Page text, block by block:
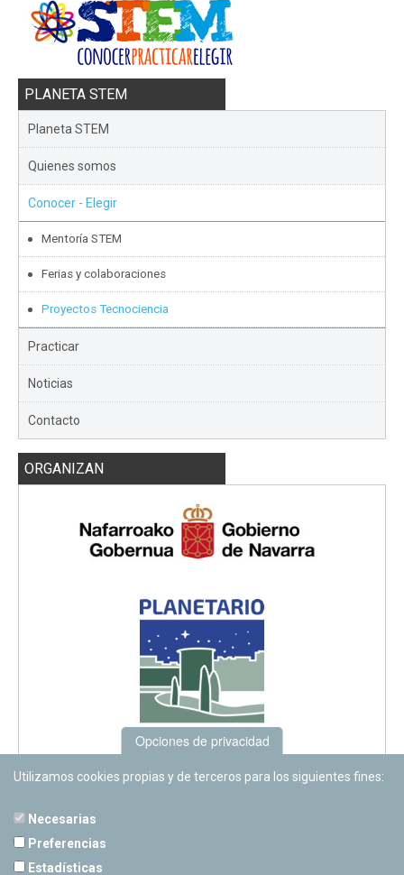
PLANETA STEM
Planeta STEM
Quienes somos
Conocer - Elegir
Mentoría STEM
Ferias y colaboraciones
Proyectos Tecnociencia
Practicar
Noticias
Contacto
ORGANIZAN
Opciones de privacidad
Utilizamos cookies propias y de terceros para los siguientes fines:
Necesarias
Preferencias
Estadísticas